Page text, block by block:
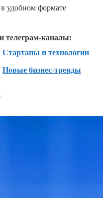
удобном формате
телеграм-каналы:
Стартапы и технологии
Новые бизнес-тренды